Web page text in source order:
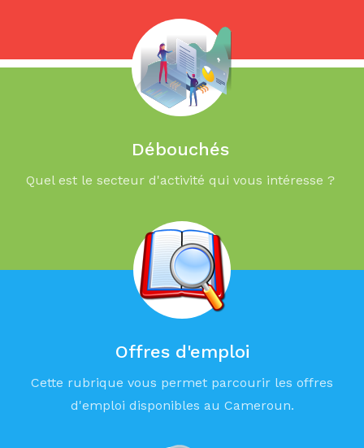
Débouchés
Quel est le secteur d'activité qui vous intéresse ?
Offres d'emploi
Cette rubrique vous permet parcourir les offres
d'emploi disponibles au Cameroun.